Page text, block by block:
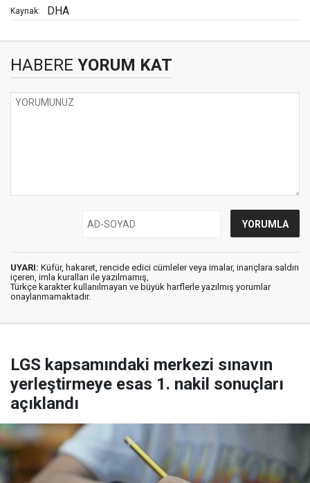
Kaynak: DHA
HABERE YORUM KAT
UYARI: Küfür, hakaret, rencide edici cümleler veya imalar, inançlara saldırı
içeren, imla kuralları ile yazılmamış,
Türkçe karakter kullanılmayan ve büyük harflerle yazılmış yorumlar
onaylanmamaktadır.
LGS kapsamındaki merkezi sınavın
yerleştirmeye esas 1. nakil sonuçları
açıklandı